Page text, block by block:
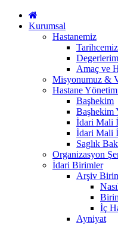
Kurumsal
Hastanemiz
Tarihcemiz
Amaç ve
Misyonumuz &
Hastane
Başhekim
Başhekim
İdari Mali
İdari Mali
Saglık
Organizasyon
İdari Birimler
Arşiv
İç
Ayniyat